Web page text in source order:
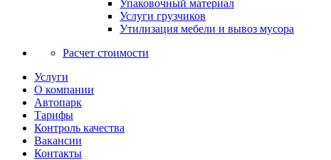
Упаковочный материал
Услуги грузчиков
Утилизация мебели и вывоз мусора
Расчет стоимости
Услуги
О компании
Автопарк
Тарифы
Контроль качества
Вакансии
Контакты